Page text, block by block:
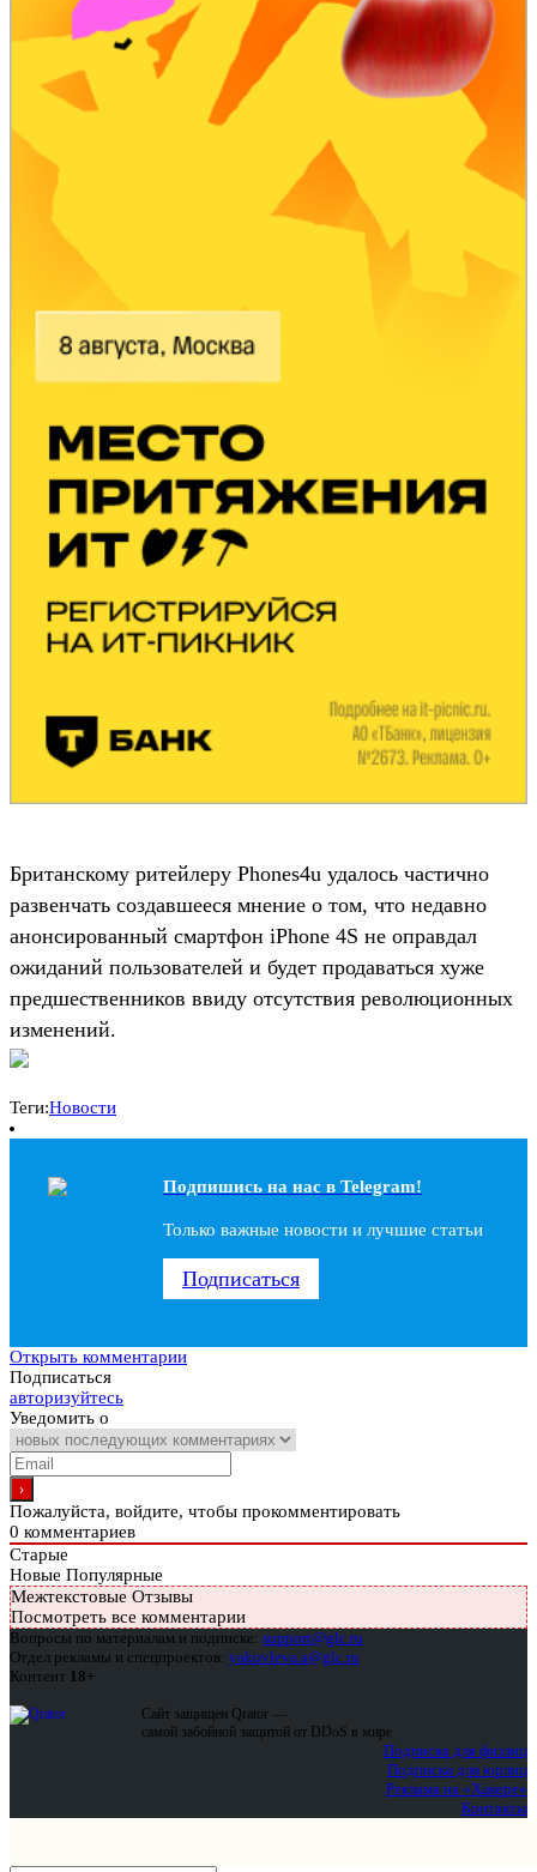
Британскому ритейлеру Phones4u удалось частично
развенчать создавшееся мнение о том, что недавно
анонсированный смартфон iPhone 4S не оправдал
ожиданий пользователей и будет продаваться хуже
предшественников ввиду отсутствия революционных
изменений.
Теги:Новости
Подпишись на наc в Telegram!
Только важные новости и лучшие статьи
Подписаться
Открыть комментарии
Подписаться
авторизуйтесь
Уведомить о
Пожалуйста, войдите, чтобы прокомментировать
0 комментариев
Старые
Новые Популярные
Межтекстовые Отзывы
Посмотреть все комментарии
Вопросы по материалам и подписке: support@glc.ru
Отдел рекламы и спецпроектов: yakovleva.a@glc.ru
Контент 18+
Сайт защищен Qrator —
самой забойной защитой от DDoS в мире
Подписка для физлиц
Подписка для юрлиц
Реклама на «Хакере»
Контакты